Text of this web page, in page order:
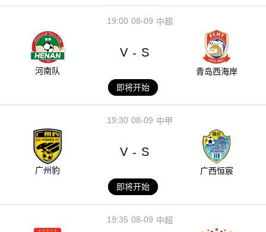
08-09
19:00 中超
河南队
V - S
青岛西海岸
即将开始
08-09
19:30 中甲
广州豹
V - S
广西恒宸
即将开始
08-09
19:35 中超